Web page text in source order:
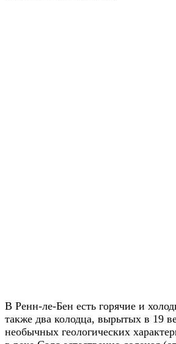
В Ренн-ле-Бен есть горячие и
также два колодца, вырытых в 19
необычных геологических